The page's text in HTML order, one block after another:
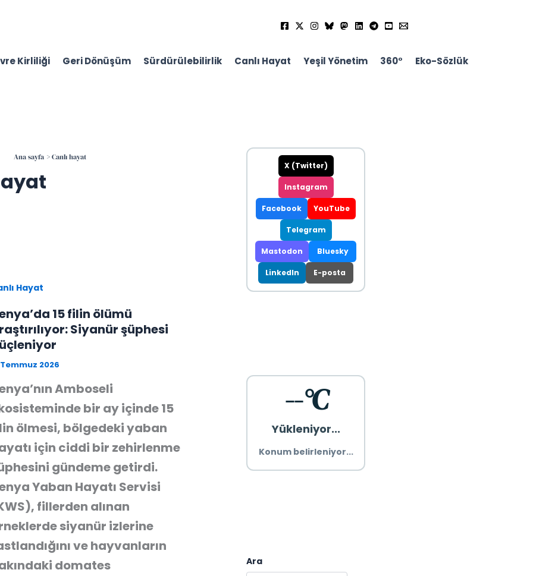
Kirliliği Geri Dönüşüm Sürdürülebilirlik Canlı Hayat Yeşil Yönetim 360° Eko-Sözlük
Ana sayfa Canlı hayat
Hayat
15 filin ölümü
Siyanür şüphesi
Temmuz 2026
Amboseli
bir ay içinde 15
ölmesi, bölgedeki yaban
için ciddi bir zehirlenme
gündeme getirdi.
Yaban Hayatı Servisi
fillerden alınan
siyanür izlerine
ve hayvanların
domates
X (Twitter)
Instagram
Facebook YouTube
Telegram
Mastodon Bluesky
LinkedIn E-posta
--°C
Yükleniyor...
Konum belirleniyor...
Ara